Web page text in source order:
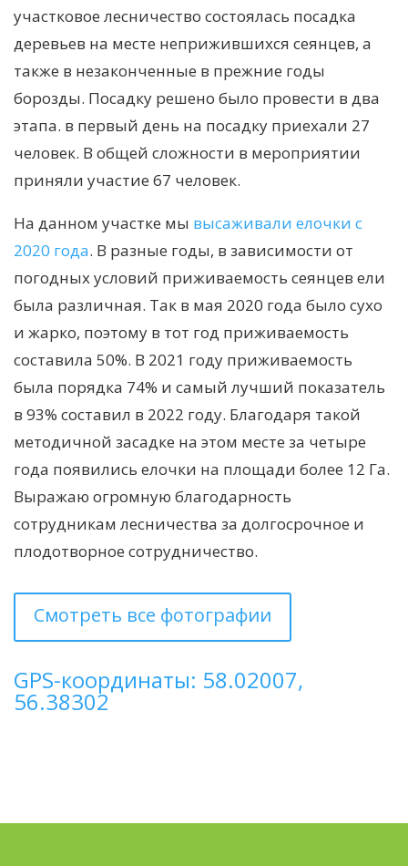
участковое лесничество состоялась посадка
деревьев на месте неприжившихся сеянцев, а
также в незаконченные в прежние годы
борозды. Посадку решено было провести в два
этапа. в первый день на посадку приехали 27
человек. В общей сложности в мероприятии
приняли участие 67 человек.
На данном участке мы высаживали елочки с
2020 года. В разные годы, в зависимости от
погодных условий приживаемость сеянцев ели
была различная. Так в мая 2020 года было сухо
и жарко, поэтому в тот год приживаемость
составила 50%. В 2021 году приживаемость
была порядка 74% и самый лучший показатель
в 93% составил в 2022 году. Благодаря такой
методичной засадке на этом месте за четыре
года появились елочки на площади более 12 Га.
Выражаю огромную благодарность
сотрудникам лесничества за долгосрочное и
плодотворное сотрудничество.
Смотреть все фотографии
GPS-координаты: 58.02007,
56.38302